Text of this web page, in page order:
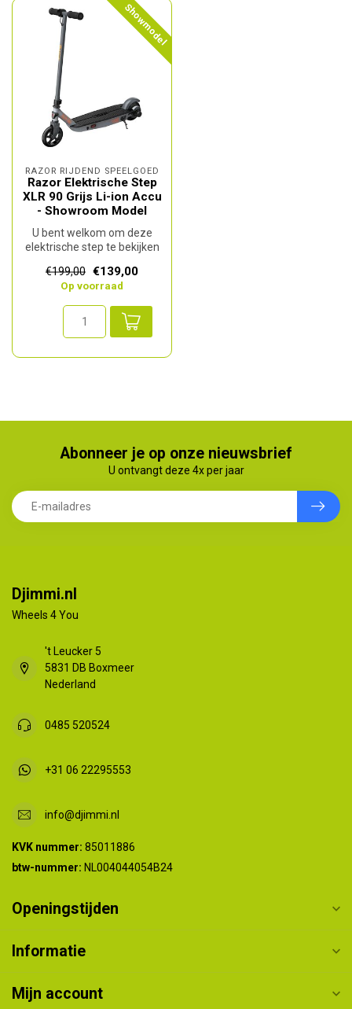
Showmodel
RAZOR RIJDEND SPEELGOED
Razor Elektrische Step
XLR 90 Grijs Li-ion Accu
- Showroom Model
U bent welkom om deze
elektrische step te bekijken
v...
€199,00 €139,00
Op voorraad
Abonneer je op onze nieuwsbrief
U ontvangt deze 4x per jaar
Djimmi.nl
Wheels 4 You
't Leucker 5
5831 DB Boxmeer
Nederland
0485 520524
+31 06 22295553
info@djimmi.nl
KVK nummer: 85011886
btw-nummer: NL004044054B24
Openingstijden
Informatie
Mijn account